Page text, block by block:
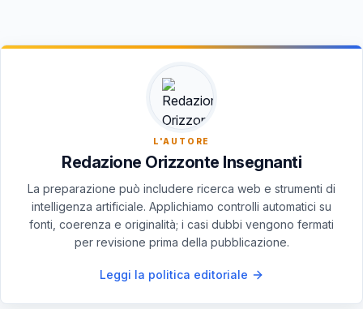
culture, valori e destinazioni, rendendola fondamentale nel
panorama della letteratura epica mondiale.
L'AUTORE
Redazione Orizzonte Insegnanti
La preparazione può includere ricerca web e strumenti di
intelligenza artificiale. Applichiamo controlli automatici su
fonti, coerenza e originalità; i casi dubbi vengono fermati
per revisione prima della pubblicazione.
Leggi la politica editoriale